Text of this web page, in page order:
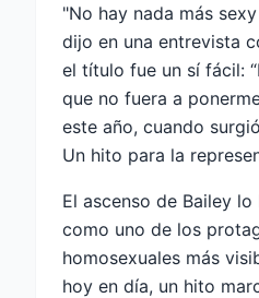
"No hay nada más
dijo en una entrevista
el título fue un sí fácil:
que no fuera a
este año, cuando
Un hito para la
El ascenso de Bailey
como uno de los
homosexuales más
hoy en día, un hito